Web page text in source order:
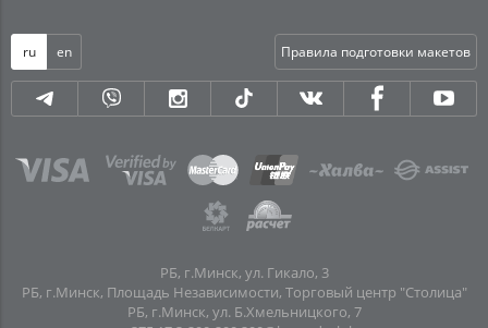
ru en Правила подготовки макетов
РБ, г.Минск, ул. Гикало, 3
РБ, г.Минск, Площадь Независимости, Торговый центр "Столица"
РБ, г.Минск, ул. Б.Хмельницкого, 7